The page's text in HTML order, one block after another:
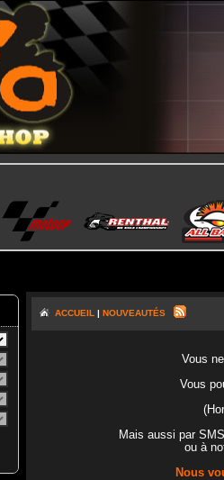
ACCUEIL | NOUVEAUTÉS
Vous
Vous
Mais aussi par
ou à
Nous